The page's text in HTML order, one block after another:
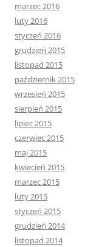
marzec 2016
luty 2016
styczeń 2016
grudzień 2015
listopad 2015
październik 2015
wrzesień 2015
sierpień 2015
lipiec 2015
czerwiec 2015
maj 2015
kwiecień 2015
marzec 2015
luty 2015
styczeń 2015
grudzień 2014
listopad 2014